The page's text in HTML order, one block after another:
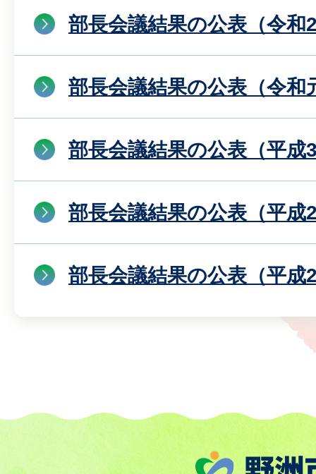
部長会議結果の公表（令和
部長会議結果の公表（令和
部長会議結果の公表（平成
部長会議結果の公表（平成
部長会議結果の公表（平成